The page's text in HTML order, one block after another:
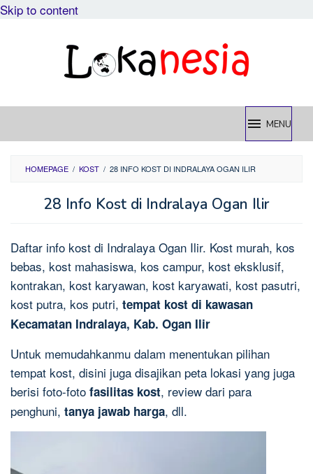
Skip to content
MENU
HOMEPAGE / KOST / 28 INFO KOST DI INDRALAYA OGAN ILIR
28 Info Kost di Indralaya Ogan Ilir
Daftar info kost di Indralaya Ogan Ilir. Kost murah, kos
bebas, kost mahasiswa, kos campur, kost eksklusif,
kontrakan, kost karyawan, kost karyawati, kost pasutri,
kost putra, kos putri, tempat kost di kawasan
Kecamatan Indralaya, Kab. Ogan Ilir
Untuk memudahkanmu dalam menentukan pilihan
tempat kost, disini juga disajikan peta lokasi yang juga
berisi foto-foto fasilitas kost, review dari para
penghuni, tanya jawab harga, dll.